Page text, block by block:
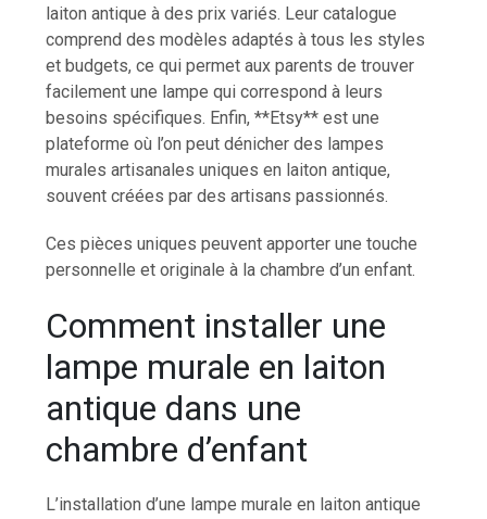
laiton antique à des prix variés. Leur catalogue
comprend des modèles adaptés à tous les styles
et budgets, ce qui permet aux parents de trouver
facilement une lampe qui correspond à leurs
besoins spécifiques. Enfin, **Etsy** est une
plateforme où l’on peut dénicher des lampes
murales artisanales uniques en laiton antique,
souvent créées par des artisans passionnés.
Ces pièces uniques peuvent apporter une touche
personnelle et originale à la chambre d’un enfant.
Comment installer une
lampe murale en laiton
antique dans une
chambre d’enfant
L’installation d’une lampe murale en laiton antique